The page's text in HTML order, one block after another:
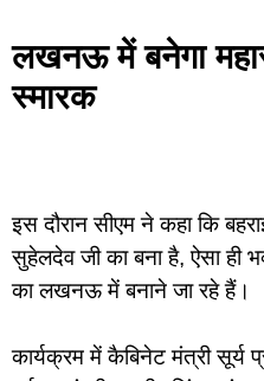
लखनऊ में बनेगा
स्मारक
इस दौरान सीएम ने कहा कि
सुहेलदेव जी का बना है, ऐसा ही
का लखनऊ में बनाने जा रहे हैं।
कार्यक्रम में कैबिनेट मंत्री सूर्य